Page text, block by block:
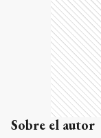
Sobre el autor